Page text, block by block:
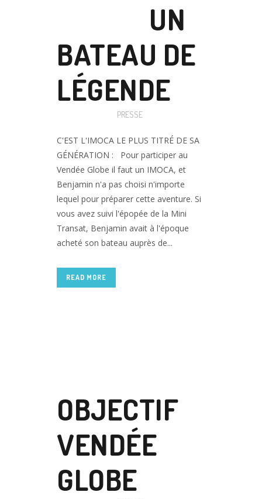
UN
BATEAU DE
LÉGENDE
PRESSE
C'EST L'IMOCA LE PLUS TITRÉ DE SA
GÉNÉRATION : Pour participer au
Vendée Globe il faut un IMOCA, et
Benjamin n'a pas choisi n'importe
lequel pour préparer cette aventure. Si
vous avez suivi l'épopée de la Mini
Transat, Benjamin avait à l'époque
acheté son bateau auprès de...
READ MORE
OBJECTIF
VENDÉE
GLOBE